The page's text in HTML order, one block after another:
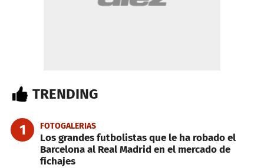
TRENDING
1 FOTOGALERIAS
Los grandes futbolistas que le ha robado el
Barcelona al Real Madrid en el mercado de
fichajes